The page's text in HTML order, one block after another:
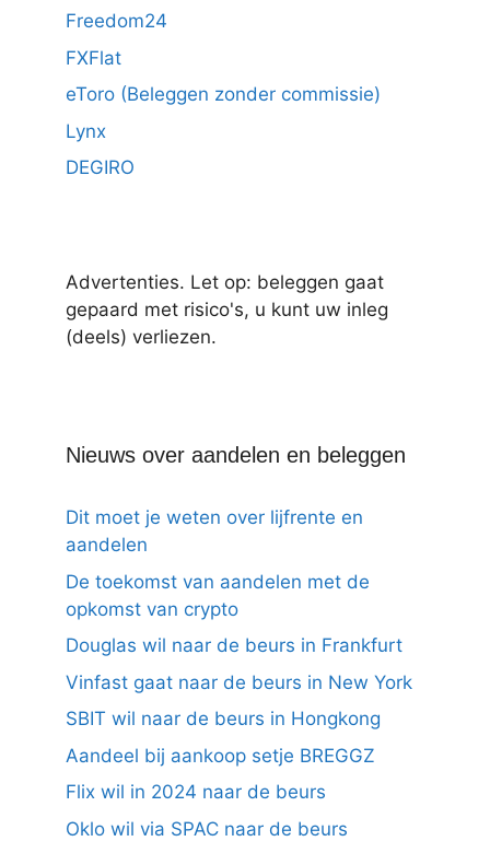
Freedom24
FXFlat
eToro (Beleggen zonder commissie)
Lynx
DEGIRO
Advertenties. Let op: beleggen gaat
gepaard met risico's, u kunt uw inleg
(deels) verliezen.
Nieuws over aandelen en beleggen
Dit moet je weten over lijfrente en
aandelen
De toekomst van aandelen met de
opkomst van crypto
Douglas wil naar de beurs in Frankfurt
Vinfast gaat naar de beurs in New York
SBIT wil naar de beurs in Hongkong
Aandeel bij aankoop setje BREGGZ
Flix wil in 2024 naar de beurs
Oklo wil via SPAC naar de beurs